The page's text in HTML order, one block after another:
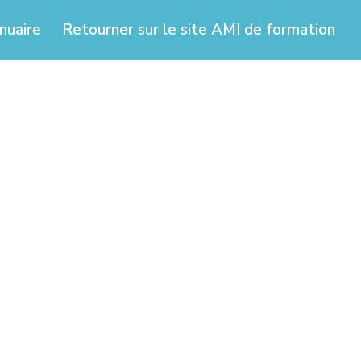
Retourner sur le site AMI de formation